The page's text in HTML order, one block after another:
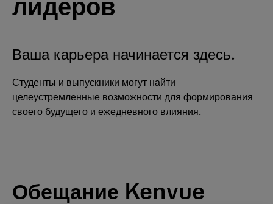
лидеров
Ваша карьера начинается здесь.
Студенты и выпускники могут найти
целеустремленные возможности для формирования
своего будущего и ежедневного влияния.
Обещание Kenvue